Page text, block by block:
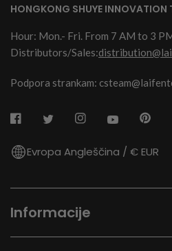
HONGKONG SHUYE
Hour: Mon.- Fri. From 7 AM to 3
Distributors/Sales:
Podpora strankam:
Evropa Angleščina / € EUR
Informacije